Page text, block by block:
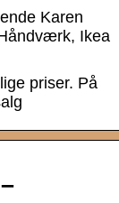
Karen
Ikea
priser. På